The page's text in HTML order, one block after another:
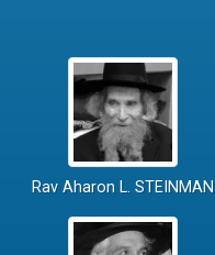
Rav Aharon L. STEINMAN